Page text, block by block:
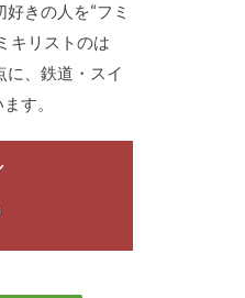
きの人を“フミ
キリストのは
に、鉄道・スイ
す。